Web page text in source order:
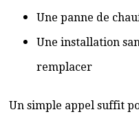
Une panne de
Une installation
remplacer
Un simple appel suffit